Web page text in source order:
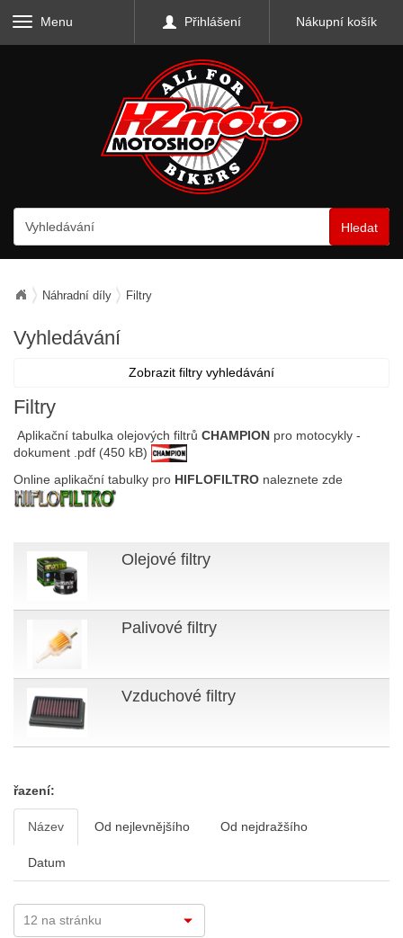
Menu Přihlášení Nákupní košík
Hledat
Náhradní díly Filtry
Vyhledávání
Zobrazit filtry vyhledávání
Filtry
Aplikační tabulka olejových filtrů CHAMPION pro motocykly -
dokument .pdf (450 kB)
Online aplikační tabulky pro HIFLOFILTRO naleznete zde
Olejové filtry
Palivové filtry
Vzduchové filtry
řazení:
Název Od nejlevnějšího Od nejdražšího
Datum